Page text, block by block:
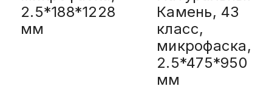
2.5*188*1228
мм
Камень, 43
класс,
микрофаска,
2.5*475*950
мм